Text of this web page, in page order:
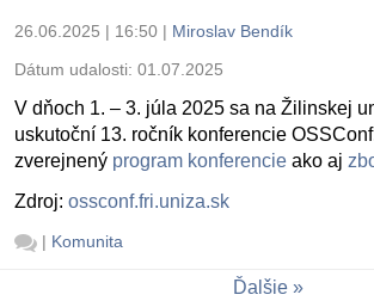
26.06.2025 | 16:50 | Miroslav Bendík
Dátum udalosti: 01.07.2025
V dňoch 1. – 3. júla 2025 sa na Žilinskej
uskutoční 13. ročník konferencie
zverejnený program konferencie ako aj
Zdroj: ossconf.fri.uniza.sk
| Komunita
Ďalšie